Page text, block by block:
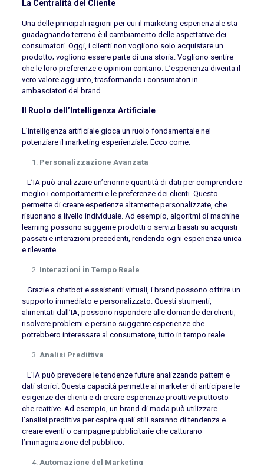
La Centralità del Cliente
Una delle principali ragioni per cui il marketing esperienziale sta
guadagnando terreno è il cambiamento delle aspettative dei
consumatori. Oggi, i clienti non vogliono solo acquistare un
prodotto; vogliono essere parte di una storia. Vogliono sentire
che le loro preferenze e opinioni contano. L’esperienza diventa il
vero valore aggiunto, trasformando i consumatori in
ambasciatori del brand.
Il Ruolo dell’Intelligenza Artificiale
L’intelligenza artificiale gioca un ruolo fondamentale nel
potenziare il marketing esperienziale. Ecco come:
Personalizzazione Avanzata
L’IA può analizzare un’enorme quantità di dati per comprendere
meglio i comportamenti e le preferenze dei clienti. Questo
permette di creare esperienze altamente personalizzate, che
risuonano a livello individuale. Ad esempio, algoritmi di machine
learning possono suggerire prodotti o servizi basati su acquisti
passati e interazioni precedenti, rendendo ogni esperienza unica
e rilevante.
Interazioni in Tempo Reale
Grazie a chatbot e assistenti virtuali, i brand possono offrire un
supporto immediato e personalizzato. Questi strumenti,
alimentati dall’IA, possono rispondere alle domande dei clienti,
risolvere problemi e persino suggerire esperienze che
potrebbero interessare al consumatore, tutto in tempo reale.
Analisi Predittiva
L’IA può prevedere le tendenze future analizzando pattern e
dati storici. Questa capacità permette ai marketer di anticipare le
esigenze dei clienti e di creare esperienze proattive piuttosto
che reattive. Ad esempio, un brand di moda può utilizzare
l’analisi predittiva per capire quali stili saranno di tendenza e
creare eventi o campagne pubblicitarie che catturano
l’immaginazione del pubblico.
Automazione del Marketing